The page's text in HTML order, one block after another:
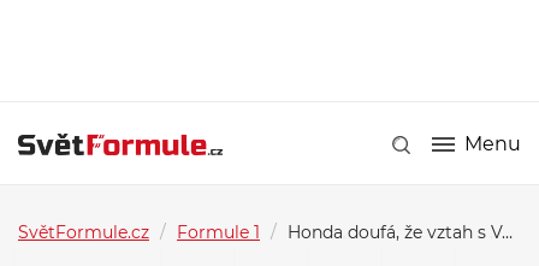
Menu
SvětFormule.cz / Formule 1 / Honda doufá, že vztah s Verstappenem bude pokračovat